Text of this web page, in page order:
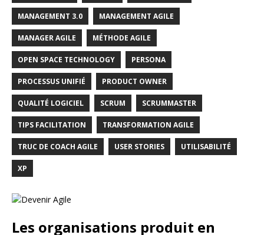
MANAGEMENT 3.0 MANAGEMENT AGILE
MANAGER AGILE MÉTHODE AGILE
OPEN SPACE TECHNOLOGY PERSONA
PROCESSUS UNIFIÉ PRODUCT OWNER
QUALITÉ LOGICIEL SCRUM SCRUMMASTER
TIPS FACILITATION TRANSFORMATION AGILE
TRUC DE COACH AGILE USER STORIES UTILISABILITÉ
XP
Les organisations produit en